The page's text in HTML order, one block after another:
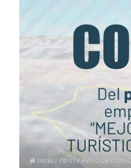
Inicio / Otros / AVISO DE